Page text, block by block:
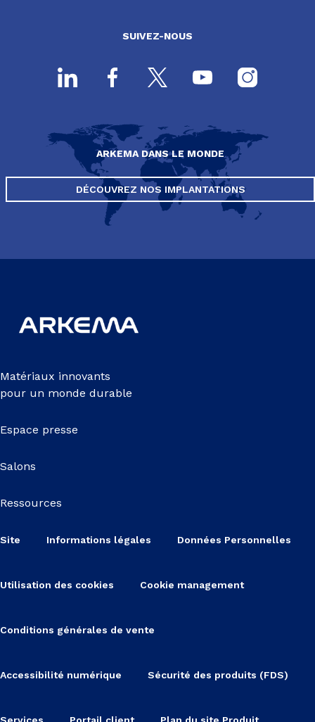
SUIVEZ-NOUS
ARKEMA DANS LE MONDE
DÉCOUVREZ NOS IMPLANTATIONS
Matériaux innovants
pour un monde durable
Espace presse
Salons
Ressources
Site Informations légales Données Personnelles
Utilisation des cookies Cookie management
Conditions générales de vente
Accessibilité numérique Sécurité des produits (FDS)